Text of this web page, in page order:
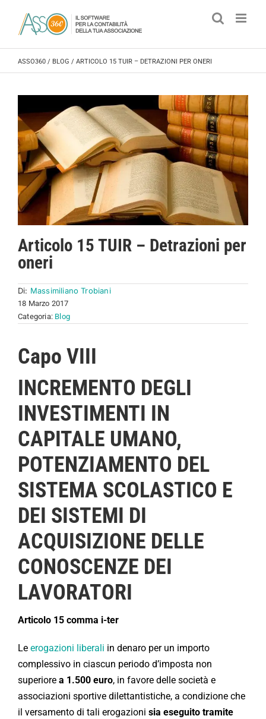
ASSO360 / BLOG / ARTICOLO 15 TUIR – DETRAZIONI PER ONERI
Articolo 15 TUIR – Detrazioni per
oneri
Di: Massimiliano Trobiani
18 Marzo 2017
Categoria: Blog
Capo VIII
INCREMENTO DEGLI
INVESTIMENTI IN
CAPITALE UMANO,
POTENZIAMENTO DEL
SISTEMA SCOLASTICO E
DEI SISTEMI DI
ACQUISIZIONE DELLE
CONOSCENZE DEI
LAVORATORI
Articolo 15 comma i-ter
Le erogazioni liberali in denaro per un importo
complessivo in ciascun periodo d’imposta non
superiore a 1.500 euro, in favore delle società e
associazioni sportive dilettantistiche, a condizione che
il versamento di tali erogazioni sia eseguito tramite